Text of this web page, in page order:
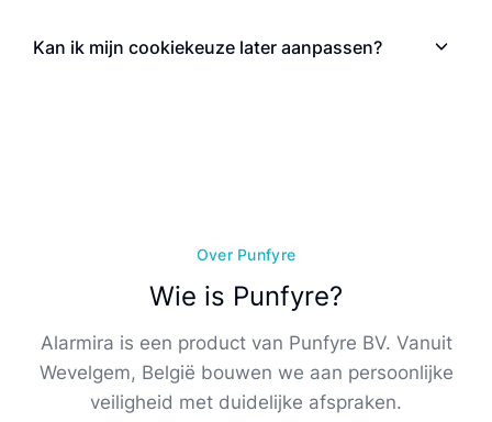
Kan ik mijn cookiekeuze later aanpassen?
Over Punfyre
Wie is Punfyre?
Alarmira is een product van Punfyre BV. Vanuit
Wevelgem, België bouwen we aan persoonlijke
veiligheid met duidelijke afspraken.